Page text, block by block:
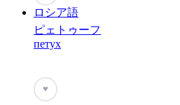
ロシア語
ピェトゥーフ
петух
♥